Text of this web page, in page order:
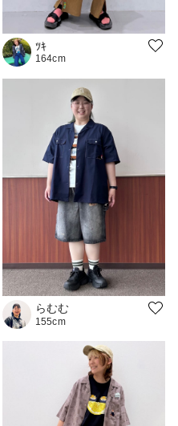
ﾂｷ
164cm
らむむ
155cm